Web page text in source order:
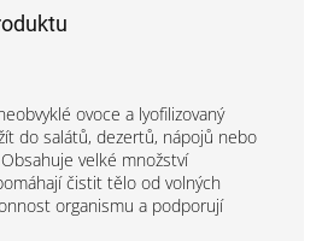
ovoce a lyofilizovaný
do salátů, dezertů, nápojů nebo
velké množství
čistit tělo od volných
organismu a podporují